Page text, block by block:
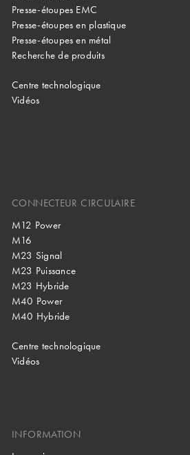
Presse-étoupes EMC
Presse-étoupes en plastique
Presse-étoupes en métal
Recherche de produits
Centre technologique
Vidéos
CONNECTEUR CIRCULAIRE
M12 Power
M16
M23 Signal
M23 Puissance
M23 Hybride
M40 Power
M40 Hybride
Centre technologique
Vidéos
INFORMATION